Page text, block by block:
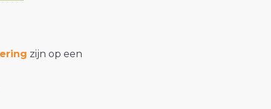
zijn op een